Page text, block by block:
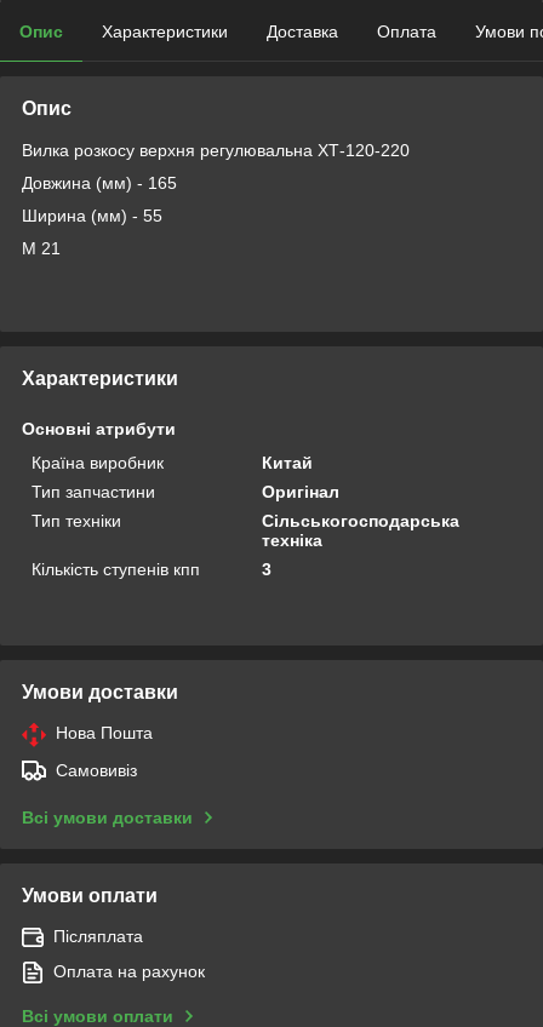
Опис Характеристики Доставка Оплата Умови
Опис
Вилка розкосу верхня регулювальна ХТ-120-220
Довжина (мм) - 165
Ширина (мм) - 55
М 21
Характеристики
Основні атрибути
Країна виробник
Китай
Тип запчастини
Оригінал
Тип техніки
Сільськогосподарська
техніка
Кількість ступенів кпп
3
Умови доставки
Нова Пошта
Самовивіз
Всі умови доставки
Умови оплати
Післяплата
Оплата на рахунок
Всі умови оплати